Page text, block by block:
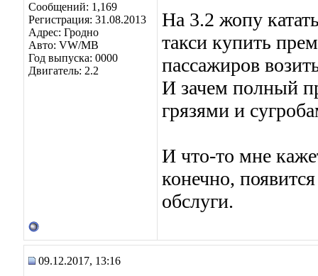
Сообщений: 1,169
Регистрация: 31.08.2013
Адрес: Гродно
Авто: VW/MB
Год выпуска: 0000
Двигатель: 2.2
На 3.2 жопу
такси купить
пассажиров
И зачем полный
грязями и
И что-то мне
конечно,
обслуги.
09.12.2017, 13:16